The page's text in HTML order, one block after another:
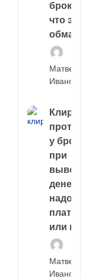
что это,
обман?
Матвей
Иванов
Клиринг
у
при
выводе
денег,
надо
платить
или
Матвей
Иванов